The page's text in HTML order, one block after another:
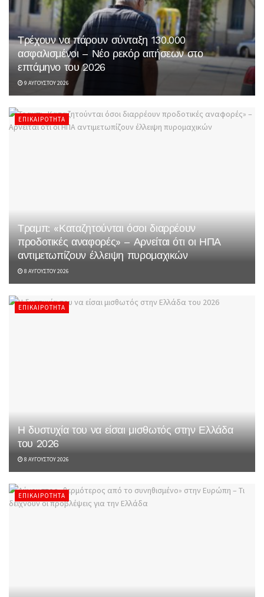
Τρέχουν να πάρουν σύνταξη 130.000
ασφαλισμένοι – Νέο ρεκόρ αιτήσεων στο
επτάμηνο του 2026
9 ΑΥΓΟΎΣΤΟΥ 2026
ΕΠΙΚΑΙΡΌΤΗΤΑ
Τραμπ: «Καταζητούνται όσοι διαρρέουν
προδοτικές αναφορές» – Αρνείται ότι οι ΗΠΑ
αντιμετωπίζουν έλλειψη πυρομαχικών
8 ΑΥΓΟΎΣΤΟΥ 2026
ΕΠΙΚΑΙΡΌΤΗΤΑ
Η δυστυχία του να είσαι μισθωτός στην Ελλάδα
του 2026
8 ΑΥΓΟΎΣΤΟΥ 2026
ΕΠΙΚΑΙΡΌΤΗΤΑ